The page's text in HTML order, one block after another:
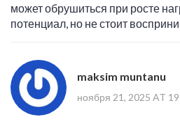
может обрушиться при росте
потенциал, но не стоит
maksim muntanu
ноября 21, 2025 AT